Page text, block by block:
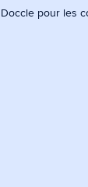
Doccle pour les